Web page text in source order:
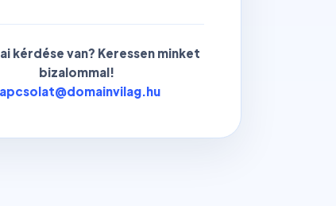
kérdése van? Keressen minket
bizalommal!